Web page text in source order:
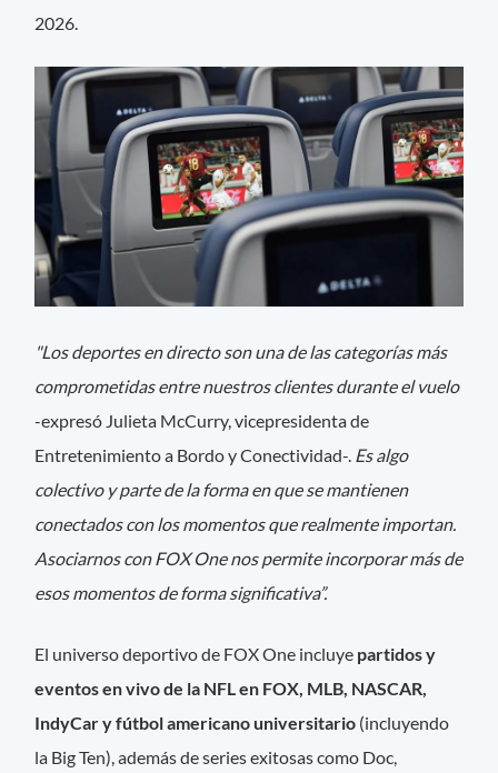
2026.
"Los deportes en directo son una de las categorías más
comprometidas entre nuestros clientes durante el vuelo
-expresó Julieta McCurry, vicepresidenta de
Entretenimiento a Bordo y Conectividad-. Es algo
colectivo y parte de la forma en que se mantienen
conectados con los momentos que realmente importan.
Asociarnos con FOX One nos permite incorporar más de
esos momentos de forma significativa”.
El universo deportivo de FOX One incluye partidos y
eventos en vivo de la NFL en FOX, MLB, NASCAR,
IndyCar y fútbol americano universitario (incluyendo
la Big Ten), además de series exitosas como Doc,